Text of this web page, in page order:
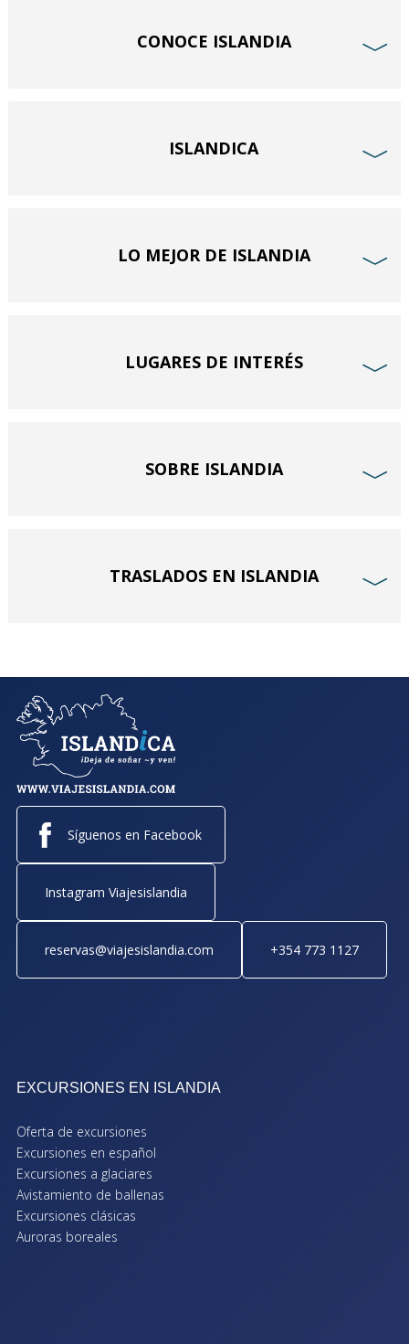
CONOCE ISLANDIA ﹀
ISLANDICA ﹀
LO MEJOR DE ISLANDIA ﹀
LUGARES DE INTERÉS ﹀
SOBRE ISLANDIA ﹀
TRASLADOS EN ISLANDIA ﹀
Síguenos en Facebook
Instagram Viajesislandia
reservas@viajesislandia.com +354 773 1127
EXCURSIONES EN ISLANDIA
Oferta de excursiones
Excursiones en español
Excursiones a glaciares
Avistamiento de ballenas
Excursiones clásicas
Auroras boreales